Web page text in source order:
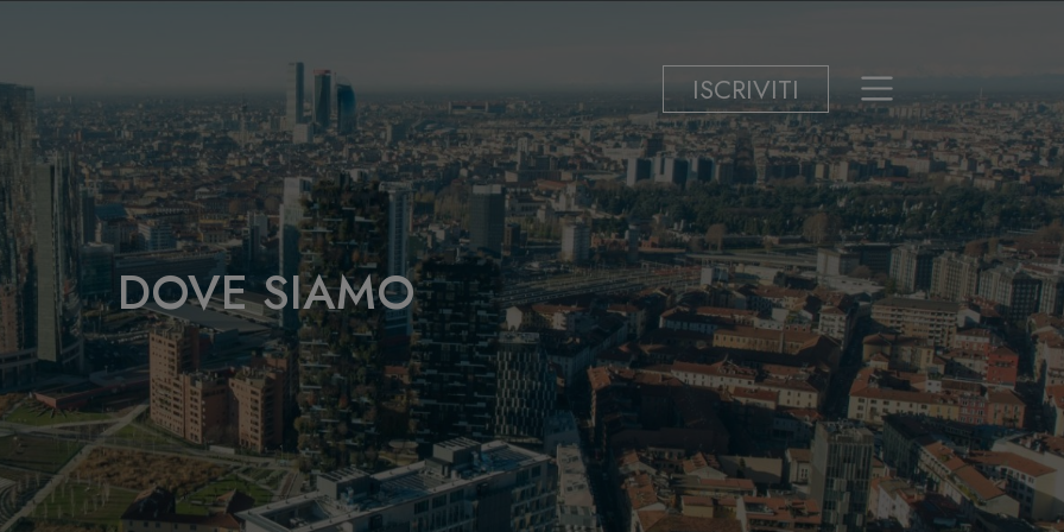
ISCRIVITI
DOVE SIAMO